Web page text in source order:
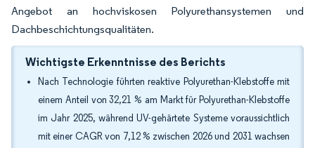
Angebot an hochviskosen Polyurethansystemen und
Dachbeschichtungsqualitäten.
Wichtigste Erkenntnisse des Berichts
Nach Technologie führten reaktive Polyurethan-Klebstoffe mit
einem Anteil von 32,21 % am Markt für Polyurethan-Klebstoffe
im Jahr 2025, während UV-gehärtete Systeme voraussichtlich
mit einer CAGR von 7,12 % zwischen 2026 und 2031 wachsen